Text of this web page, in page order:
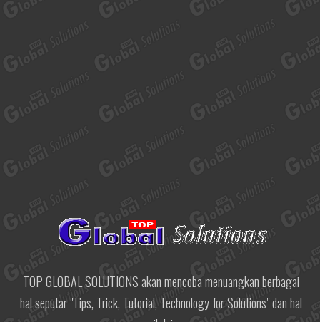
TOP GLOBAL SOLUTIONS akan mencoba menuangkan berbagai
hal seputar "Tips, Trick, Tutorial, Technology for Solutions" dan hal